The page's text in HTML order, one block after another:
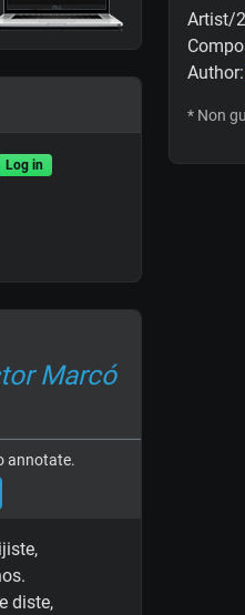
Log in
Marcó
annotate.
diste,
Artist/2
Author:
* Non